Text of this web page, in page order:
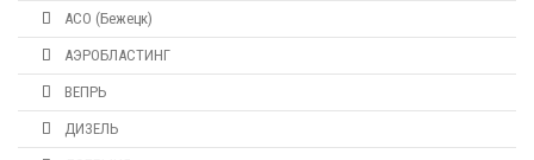
АСО (Бежецк)
АЭРОБЛАСТИНГ
ВЕПРЬ
ДИЗЕЛЬ